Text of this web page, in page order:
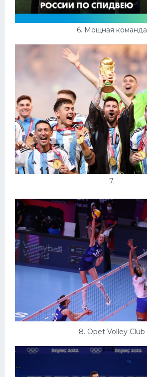
6. Мощная команда
7.
8. Opet Volley Club